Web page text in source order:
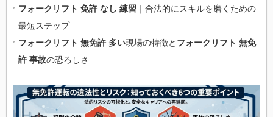
フォークリフト 免許 なし 練習 ｜合法的にスキルを磨くための
最短ステップ
フォークリフト 無免許 多い現場の特徴と フォークリフト 無免
許 事故の恐ろしさ